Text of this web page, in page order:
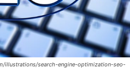
illustrations/search-engine-optimization-seo-